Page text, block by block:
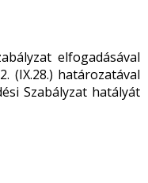
elfogadásával
(IX.28.) határozatával
Szabályzat hatályát